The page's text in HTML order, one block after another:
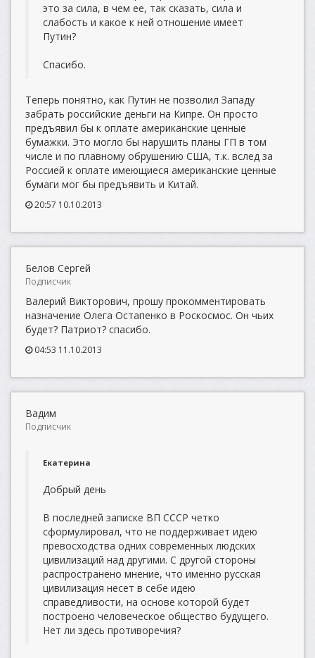
это за сила, в чем ее, так сказать, сила и
слабость и какое к ней отношение имеет
Путин?
Спасибо.
Теперь понятно, как Путин не позволил Западу
забрать российские деньги на Кипре. Он просто
предъявил бы к оплате американские ценные
бумажки. Это могло бы нарушить планы ГП в том
числе и по плавному обрушению США, т.к. вслед за
Россией к оплате имеющиеся американские ценные
бумаги мог бы предъявить и Китай.
20:57 10.10.2013
Белов Сергей
Подписчик
Валерий Викторович, прошу прокомментировать
назначение Олега Остапенко в Роскосмос. Он чьих
будет? Патриот? спасибо.
04:53 11.10.2013
Вадим
Подписчик
Екатерина
Добрый день
В последней записке ВП СССР четко
сформулировал, что не поддерживает идею
превосходства одних современных людских
цивилизаций над другими. С другой стороны
распространено мнение, что именно русская
цивилизация несет в себе идею
справедливости, на основе которой будет
построено человеческое общество будущего.
Нет ли здесь противоречия?